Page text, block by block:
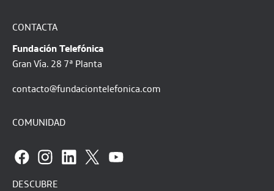
CONTACTA
Fundación Telefónica
Gran Vía. 28 7ª Planta
contacto@fundaciontelefonica.com
COMUNIDAD
DESCUBRE